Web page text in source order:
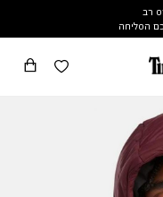
רב
הסליחה